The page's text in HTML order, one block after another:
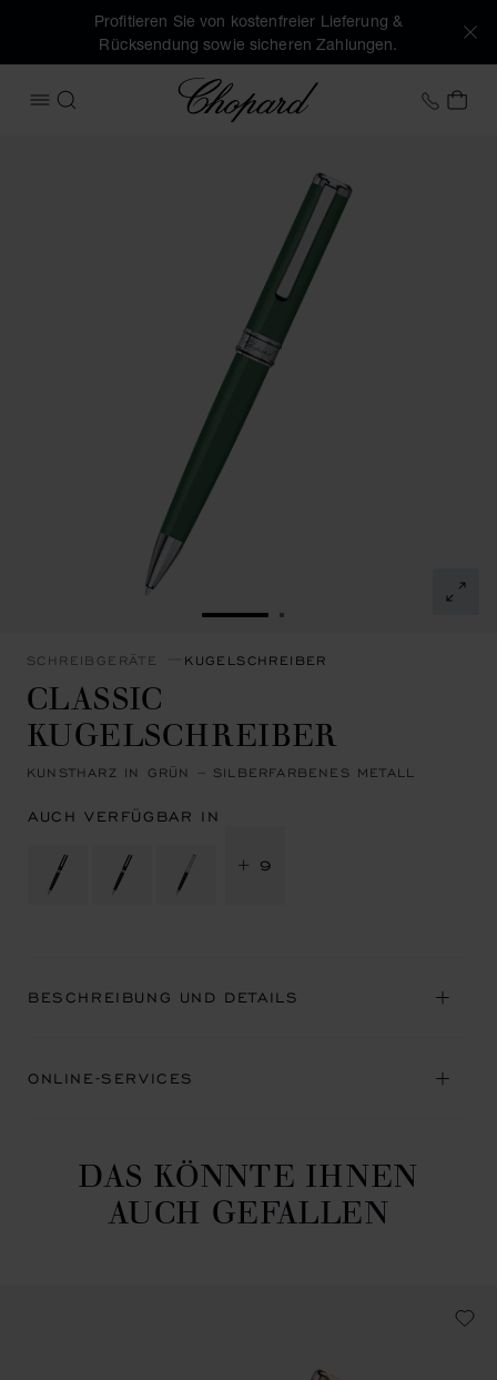
Profitieren Sie von kostenfreier Lieferung &
Rücksendung sowie sicheren Zahlungen.
MENÜ ÖFFNEN
SUCHEN
Chopard +41
ZUR FOLIE GEHEN 1
ZUR FOLIE GEHEN 2
SCHREIBGERÄTE KUGELSCHREIBER
CLASSIC
KUGELSCHREIBER
KUNSTHARZ IN GRÜN – SILBERFARBENES METALL
AUCH VERFÜGBAR IN
+ 9
BESCHREIBUNG UND DETAILS
ONLINE-SERVICES
DAS KÖNNTE IHNEN
AUCH GEFALLEN